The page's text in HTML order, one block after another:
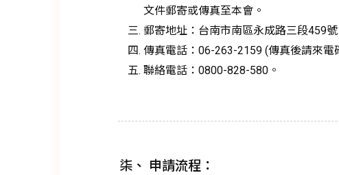
文件郵寄或傳真至本會。
郵寄地址：台南市南區永成路三段459
傳真電話：06-263-2159 (傳真後請來電
聯絡電話：0800-828-580。
柒、 申請流程：